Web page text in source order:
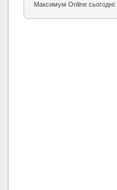
Максимум Online сьогодні: